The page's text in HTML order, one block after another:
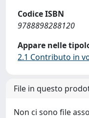
Codice ISBN
9788898288120
Appare nelle
2.1 Contributo in
File in questo
Non ci sono file